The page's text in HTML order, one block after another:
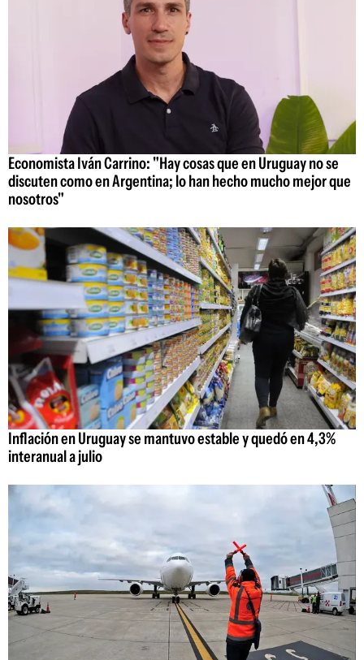
Economista Iván Carrino: "Hay cosas que en Uruguay no se
discuten como en Argentina; lo han hecho mucho mejor que
nosotros"
Inflación en Uruguay se mantuvo estable y quedó en 4,3%
interanual a julio